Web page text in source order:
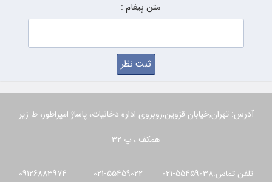
متن پیغام :
آدرس: تهران,خیابان قزوین,روبروی اداره دخانیات، پاساژ امپراطور، ط زیر
همکف ، پ 32
تلفن تماس:55459038-021 55459022-021 09126883974